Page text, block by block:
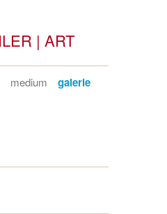
| ART
medium galerie